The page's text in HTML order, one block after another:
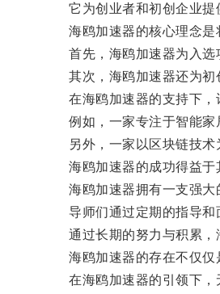
它为创业者和初创企业提供
海鸥加速器的核心理念是
首先，海鸥加速器为入选项
其次，海鸥加速器还为初创
在海鸥加速器的支持下，
例如，一家专注于智能家居
另外，一家以区块链技术为
海鸥加速器的成功得益于
海鸥加速器拥有一支强大的
导师们通过定期的指导和面
通过长期的努力与积累，
海鸥加速器的存在不仅仅
在海鸥加速器的引领下，无